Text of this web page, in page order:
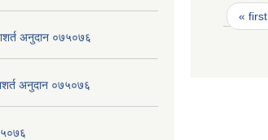
अनुदान ०७५०७६
शशर्त अनुदान ०७५०७६
Pages
« first